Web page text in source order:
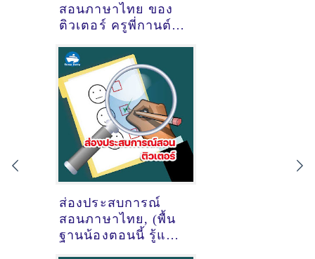
สอนภาษาไทย ของ
ติวเตอร์ ครูพี่กานต์
@ มบ.ศุภาลัยลากูน
ต.เกาะแก้ว อ.เมือง
จ.ภูเก็ต
ส่องประสบการณ์
สอนภาษาไทย, (พื้น
ฐานน้องตอนนี้ รู้แค่